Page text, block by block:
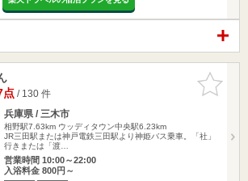
お気に入
りに追加
点/ 130 件
兵庫県 / 三木市
相野駅7.63km ウッディタウン中央駅6.23km
JR三田駅または神戸電鉄三田駅より神姫バス乗車。「社」
行きまたは「渡…
営業時間 10:00～22:00
入浴料金 800円～